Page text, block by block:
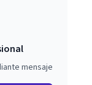
mensaje